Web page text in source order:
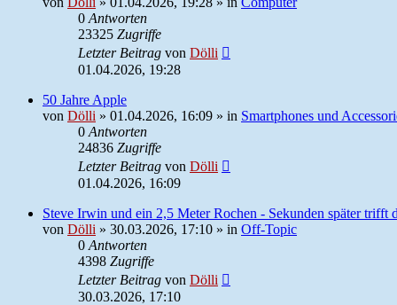
0 Antworten
23325 Zugriffe
Letzter Beitrag von Dölli
01.04.2026, 19:28
50 Jahre Apple
von Dölli » 01.04.2026, 16:09 » in Smartphones und
0 Antworten
24836 Zugriffe
Letzter Beitrag von Dölli
01.04.2026, 16:09
Steve Irwin und ein 2,5 Meter Rochen - Sekunden später trifft
von Dölli » 30.03.2026, 17:10 » in Off-Topic
0 Antworten
4398 Zugriffe
Letzter Beitrag von Dölli
30.03.2026, 17:10